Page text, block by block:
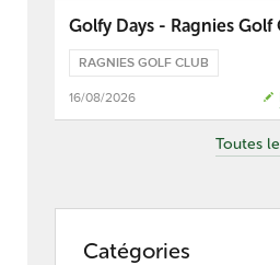
Golfy Days - Ragnies Golf
RAGNIES GOLF CLUB
16/08/2026
Toutes
Catégories